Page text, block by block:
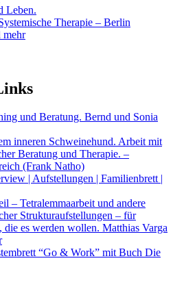
Leben.
Therapie – Berlin
mehr
und Beratung. Bernd und Sonia
inneren Schweinehund. Arbeit mit
Beratung und Therapie. –
(Frank Natho)
| Aufstellungen | Familienbrett |
– Tetralemmaarbeit und andere
Strukturaufstellungen – für
die es werden wollen. Matthias Varga
“Go & Work” mit Buch Die